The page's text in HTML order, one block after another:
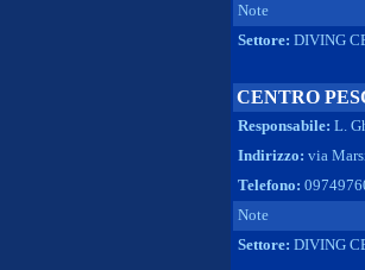
Note
Settore: DIVING
CENTRO
Responsabile: L.
Indirizzo: via
Telefono:
Note
Settore: DIVING